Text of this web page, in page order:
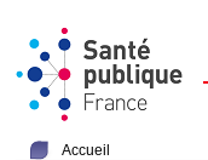
Accueil